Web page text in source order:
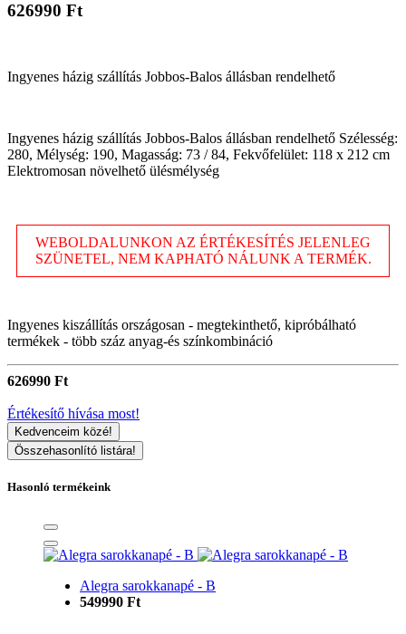
626990 Ft
Ingyenes házig szállítás Jobbos-Balos állásban rendelhető
Ingyenes házig szállítás Jobbos-Balos állásban rendelhető Szélesség:
280, Mélység: 190, Magasság: 73 / 84, Fekvőfelület: 118 x 212 cm
Elektromosan növelhető ülésmélység
WEBOLDALUNKON AZ ÉRTÉKESÍTÉS JELENLEG
SZÜNETEL, NEM KAPHATÓ NÁLUNK A TERMÉK.
Ingyenes kiszállítás országosan - megtekinthető, kipróbálható
termékek - több száz anyag-és színkombináció
626990 Ft
Értékesítő hívása most!
Kedvenceim közé!
Összehasonlító listára!
Hasonló termékeink
Alegra sarokkanapé - B
549990 Ft